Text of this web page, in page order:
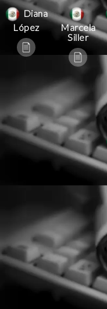
Diana
López
Marcela
Siller